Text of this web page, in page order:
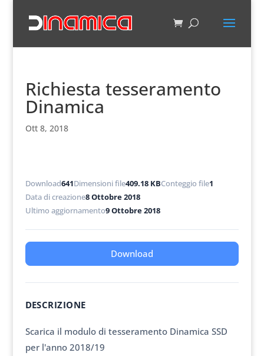
Richiesta tesseramento
Dinamica
Ott 8, 2018
Download641Dimensioni file409.18 KBConteggio file1
Data di creazione8 Ottobre 2018
Ultimo aggiornamento9 Ottobre 2018
Download
DESCRIZIONE
Scarica il modulo di tesseramento Dinamica SSD
per l'anno 2018/19